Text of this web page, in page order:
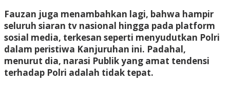
Fauzan juga menambahkan lagi, bahwa hampir
seluruh siaran tv nasional hingga pada platform
sosial media, terkesan seperti menyudutkan Polri
dalam peristiwa Kanjuruhan ini. Padahal,
menurut dia, narasi Publik yang amat tendensi
terhadap Polri adalah tidak tepat.